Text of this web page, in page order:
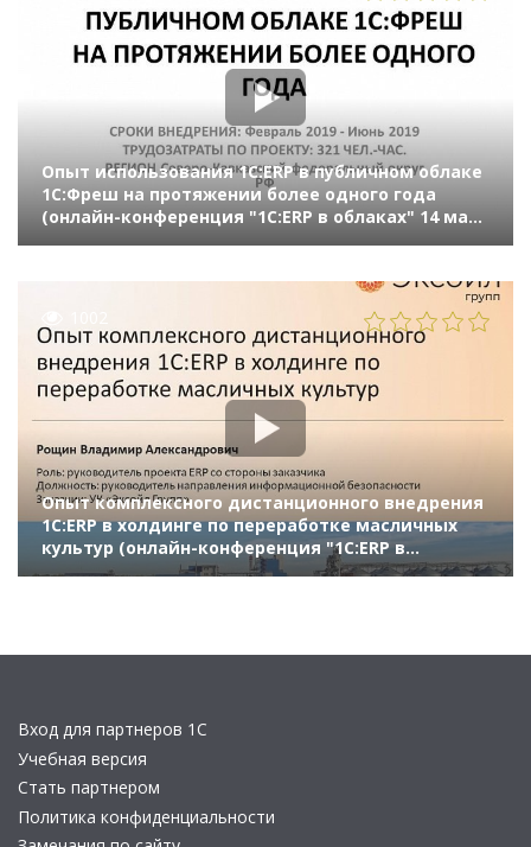
Опыт использования 1С:ERP в публичном облаке
1С:Фреш на протяжении более одного года
(онлайн-конференция "1С:ERP в облаках" 14 мая
Опыт комплексного дистанционного внедрения
1C:ERP в холдинге по переработке масличных
культур (онлайн-конференция "1С:ERP в
облаках" 14 мая 2020 г., Рощин Владимир, УК
Вход для партнеров 1С
Учебная версия
Стать партнером
Политика конфиденциальности